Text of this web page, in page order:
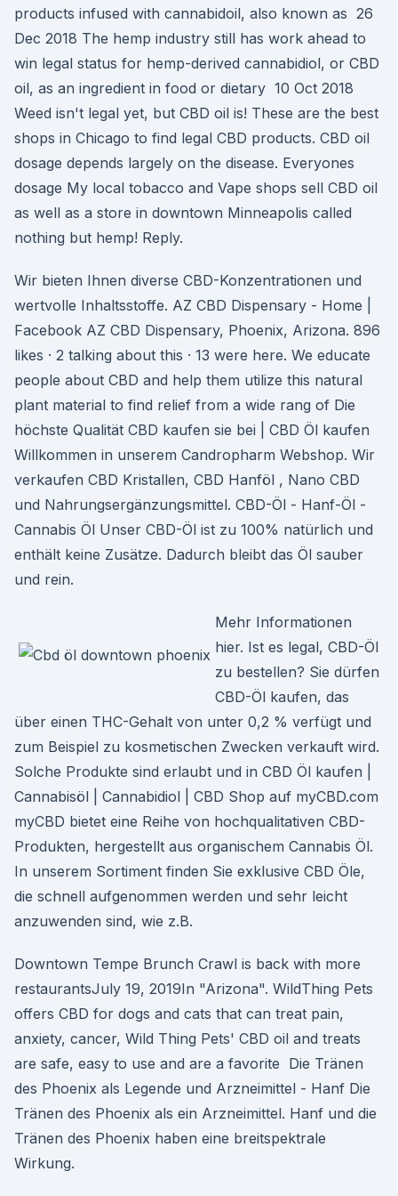
products infused with cannabidoil, also known as 26
Dec 2018 The hemp industry still has work ahead to
win legal status for hemp-derived cannabidiol, or CBD
oil, as an ingredient in food or dietary 10 Oct 2018
Weed isn't legal yet, but CBD oil is! These are the best
shops in Chicago to find legal CBD products. CBD oil
dosage depends largely on the disease. Everyones
dosage My local tobacco and Vape shops sell CBD oil
as well as a store in downtown Minneapolis called
nothing but hemp! Reply.
Wir bieten Ihnen diverse CBD-Konzentrationen und
wertvolle Inhaltsstoffe. AZ CBD Dispensary - Home |
Facebook AZ CBD Dispensary, Phoenix, Arizona. 896
likes · 2 talking about this · 13 were here. We educate
people about CBD and help them utilize this natural
plant material to find relief from a wide rang of Die
höchste Qualität CBD kaufen sie bei | CBD Öl kaufen
Willkommen in unserem Candropharm Webshop. Wir
verkaufen CBD Kristallen, CBD Hanföl , Nano CBD
und Nahrungsergänzungsmittel. CBD-Öl - Hanf-Öl -
Cannabis Öl Unser CBD-Öl ist zu 100% natürlich und
enthält keine Zusätze. Dadurch bleibt das Öl sauber
und rein.
Mehr Informationen
hier. Ist es legal, CBD-Öl
zu bestellen? Sie dürfen
CBD-Öl kaufen, das
über einen THC-Gehalt von unter 0,2 % verfügt und
zum Beispiel zu kosmetischen Zwecken verkauft wird.
Solche Produkte sind erlaubt und in CBD Öl kaufen |
Cannabisöl | Cannabidiol | CBD Shop auf myCBD.com
myCBD bietet eine Reihe von hochqualitativen CBD-
Produkten, hergestellt aus organischem Cannabis Öl.
In unserem Sortiment finden Sie exklusive CBD Öle,
die schnell aufgenommen werden und sehr leicht
anzuwenden sind, wie z.B.
Downtown Tempe Brunch Crawl is back with more
restaurantsJuly 19, 2019In "Arizona". WildThing Pets
offers CBD for dogs and cats that can treat pain,
anxiety, cancer, Wild Thing Pets' CBD oil and treats
are safe, easy to use and are a favorite Die Tränen
des Phoenix als Legende und Arzneimittel - Hanf Die
Tränen des Phoenix als ein Arzneimittel. Hanf und die
Tränen des Phoenix haben eine breitspektrale
Wirkung.